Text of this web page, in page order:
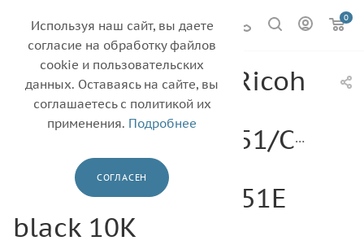
0
Тонер-картридж Ricoh
Aficio MP
C2030/C2050/C2051/
С2551, type
MPC2550E/MPC2551E
black 10K
Используя наш сайт, вы даете
согласие на обработку файлов
cookie и пользовательских
данных. Оставаясь на сайте, вы
соглашаетесь с политикой их
применения. Подробнее
СОГЛАСЕН